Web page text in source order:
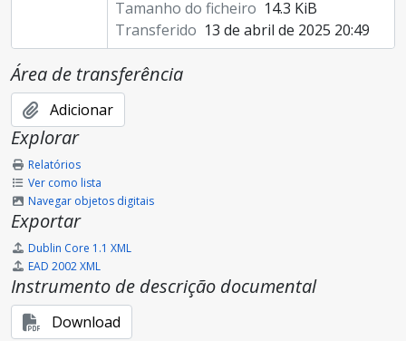
Tamanho do ficheiro 14.3 KiB
Transferido 13 de abril de 2025 20:49
Área de transferência
Adicionar
Explorar
Relatórios
Ver como lista
Navegar objetos digitais
Exportar
Dublin Core 1.1 XML
EAD 2002 XML
Instrumento de descrição documental
Download